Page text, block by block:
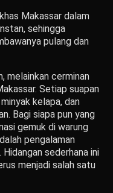
Makassar dalam
sehingga
pulang dan
melainkan cerminan
Setiap suapan
kelapa, dan
Bagi siapa pun yang
gemuk di warung
pengalaman
sederhana ini
menjadi salah satu